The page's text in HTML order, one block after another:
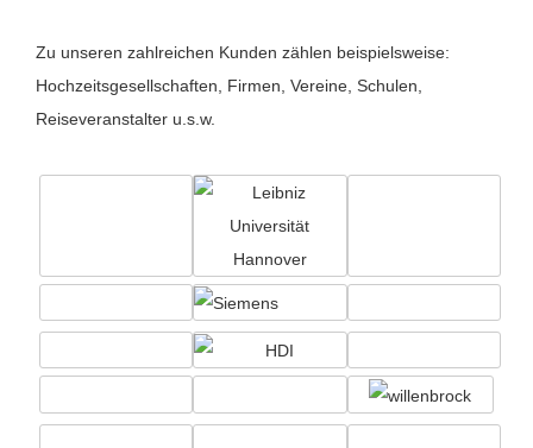
Zu unseren zahlreichen Kunden zählen beispielsweise:
Hochzeitsgesellschaften, Firmen, Vereine, Schulen,
Reiseveranstalter u.s.w.